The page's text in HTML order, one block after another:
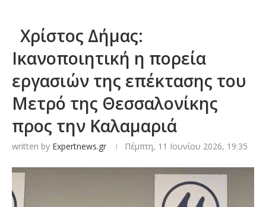
Χρίστος Δήμας:
Ικανοποιητική η πορεία
εργασιών της επέκτασης του
Μετρό της Θεσσαλονίκης
προς την Καλαμαριά
written by Expertnews.gr Πέμπτη, 11 Ιουνίου 2026, 19:35